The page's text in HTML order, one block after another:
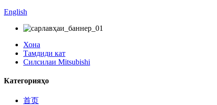
English
Хона
Тамдиди кат
Силсилаи Mitsubishi
Категорияҳо
首页